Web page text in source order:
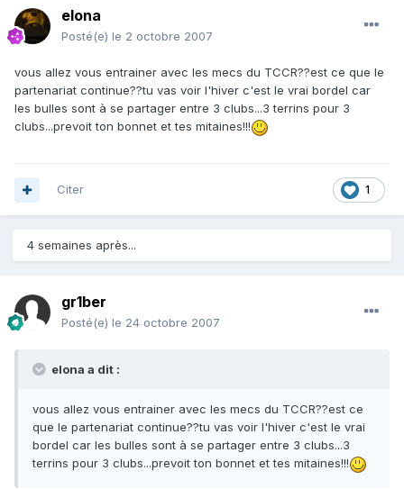
elona
Posté(e) le 2 octobre 2007
vous allez vous entrainer avec les mecs du TCCR??est ce que le
partenariat continue??tu vas voir l'hiver c'est le vrai bordel car
les bulles sont à se partager entre 3 clubs...3 terrins pour 3
clubs...prevoit ton bonnet et tes mitaines!!!
1
Citer
4 semaines après...
gr1ber
Posté(e) le 24 octobre 2007
elona a dit :
vous allez vous entrainer avec les mecs du TCCR??est ce
que le partenariat continue??tu vas voir l'hiver c'est le vrai
bordel car les bulles sont à se partager entre 3 clubs...3
terrins pour 3 clubs...prevoit ton bonnet et tes mitaines!!!